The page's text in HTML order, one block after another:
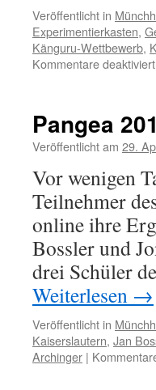
Veröffentlicht in
Experimentierkasten,
Känguru-Wettbewerb,
Kommentare deaktiviert
Pangea
Veröffentlicht am 29.
Vor wenigen
Teilnehmer
online ihre
Bossler und
drei Schüler
Weiterlesen →
Veröffentlicht in
Kaiserslautern, Jan
Archinger |